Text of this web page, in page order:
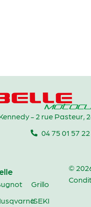
- 2 rue Pasteur,
04 75 01 57 22
Grillo
ISEKI
©